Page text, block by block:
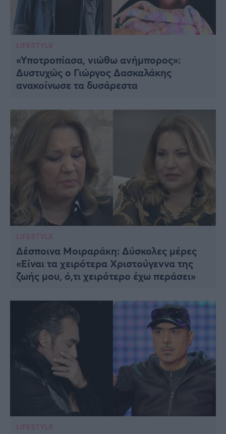
LIFESTYLE
«Υποτροπίασα, νιώθω ανήμπορος»:
Δυστυχώς ο Γιώργος Δασκαλάκης
ανακοίνωσε τα δυσάρεστα
LIFESTYLE
Δέσποινα Μοιραράκη: Δύσκολες μέρες
«Είναι τα χειρότερα Χριστούγεννα της
ζωής μου, ό,τι χειρότερο έχω περάσει»
LIFESTYLE